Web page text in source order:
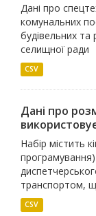
Дані про
комунальних
будівельних та
селищної ради
CSV
Дані про
Набір містить
транспортом,
CSV